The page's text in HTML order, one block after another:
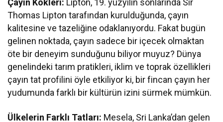
Çayın Kökleri: Lipton, 19. yüzyılın sonlarında Sir
Thomas Lipton tarafından kurulduğunda, çayın
kalitesine ve tazeliğine odaklanıyordu. Fakat bugün
gelinen noktada, çayın sadece bir içecek olmaktan
öte bir deneyim sunduğunu biliyor muyuz? Dünya
genelindeki tarım pratikleri, iklim ve toprak özellikleri
çayın tat profilini öyle etkiliyor ki, bir fincan çayın her
yudumunda farklı bir kültürün izini sürmek mümkün.
Ülkelerin Farklı Tatları: Mesela, Sri Lanka’dan gelen